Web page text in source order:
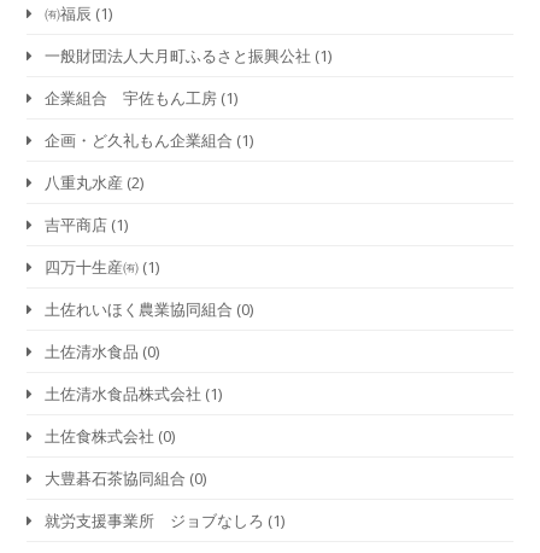
㈲福辰 (1)
一般財団法人大月町ふるさと振興公社 (1)
企業組合 宇佐もん工房 (1)
企画・ど久礼もん企業組合 (1)
八重丸水産 (2)
吉平商店 (1)
四万十生産㈲ (1)
土佐れいほく農業協同組合 (0)
土佐清水食品 (0)
土佐清水食品株式会社 (1)
土佐食株式会社 (0)
大豊碁石茶協同組合 (0)
就労支援事業所 ジョブなしろ (1)